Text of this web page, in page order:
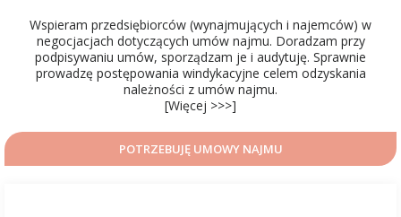
Wspieram przedsiębiorców (wynajmujących i najemców) w
negocjacjach dotyczących umów najmu. Doradzam przy
podpisywaniu umów, sporządzam je i audytuję. Sprawnie
prowadzę postępowania windykacyjne celem odzyskania
należności z umów najmu.
[Więcej >>>]
POTRZEBUJĘ UMOWY NAJMU